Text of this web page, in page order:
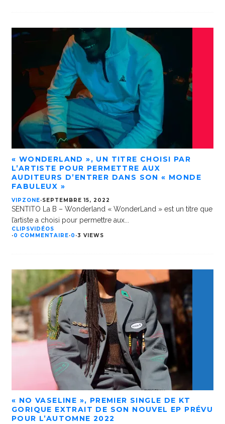
« WONDERLAND », UN TITRE CHOISI PAR
L’ARTISTE POUR PERMETTRE AUX
AUDITEURS D’ENTRER DANS SON « MONDE
FABULEUX »
VIPZONE·SEPTEMBRE 15, 2022
SENTITO La B – Wonderland « WonderLand » est un titre que
l’artiste a choisi pour permettre aux
CLIPSVIDÉOS
·0 COMMENTAIRE·0 ·3 VIEWS
« NO VASELINE », PREMIER SINGLE DE KT
GORIQUE EXTRAIT DE SON NOUVEL EP PRÉVU
POUR L’AUTOMNE 2022